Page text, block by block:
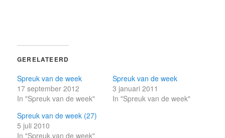
GERELATEERD
Spreuk van de week
17 september 2012
In "Spreuk van de week"
Spreuk van de week
3 januari 2011
In "Spreuk van de week"
Spreuk van de week (27)
5 juli 2010
In "Spreuk van de week"